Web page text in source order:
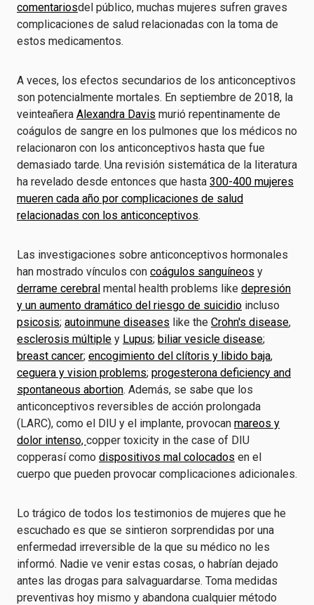
comentariosdel público, muchas mujeres sufren graves
complicaciones de salud relacionadas con la toma de
estos medicamentos.
A veces, los efectos secundarios de los anticonceptivos
son potencialmente mortales. En septiembre de 2018, la
veinteañera Alexandra Davis murió repentinamente de
coágulos de sangre en los pulmones que los médicos no
relacionaron con los anticonceptivos hasta que fue
demasiado tarde. Una revisión sistemática de la literatura
ha revelado desde entonces que hasta 300-400 mujeres
mueren cada año por complicaciones de salud
relacionadas con los anticonceptivos.
Las investigaciones sobre anticonceptivos hormonales
han mostrado vínculos con coágulos sanguíneos y
derrame cerebral mental health problems like depresión
y un aumento dramático del riesgo de suicidio incluso
psicosis; autoinmune diseases like the Crohn's disease,
esclerosis múltiple y Lupus; biliar vesicle disease;
breast cancer; encogimiento del clítoris y libido baja,
ceguera y vision problems; progesterona deficiency and
spontaneous abortion. Además, se sabe que los
anticonceptivos reversibles de acción prolongada
(LARC), como el DIU y el implante, provocan mareos y
dolor intenso, copper toxicity in the case of DIU
copperasí como dispositivos mal colocados en el
cuerpo que pueden provocar complicaciones adicionales.
Lo trágico de todos los testimonios de mujeres que he
escuchado es que se sintieron sorprendidas por una
enfermedad irreversible de la que su médico no les
informó. Nadie ve venir estas cosas, o habrían dejado
antes las drogas para salvaguardarse. Toma medidas
preventivas hoy mismo y abandona cualquier método